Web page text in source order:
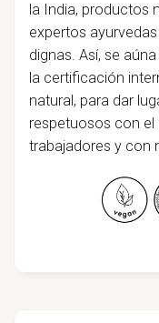
la India, productos
expertos
dignas. Así, se
la certificación
natural, para dar
respetuosos con
trabajadores y con